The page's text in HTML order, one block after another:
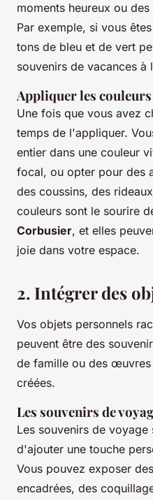
moments heureux ou
Par exemple, si vous
tons de bleu et de vert
souvenirs de vacances à
Appliquer les couleurs
Une fois que vous avez
temps de l'appliquer.
entier dans une couleur
focal, ou opter pour des
des coussins, des
couleurs sont le sourire
Corbusier, et elles
joie dans votre espace.
2. Intégrer des
Vos objets personnels
peuvent être des
de famille ou des
créées.
Les souvenirs de
Les souvenirs de
d'ajouter une touche
Vous pouvez exposer
encadrées, des